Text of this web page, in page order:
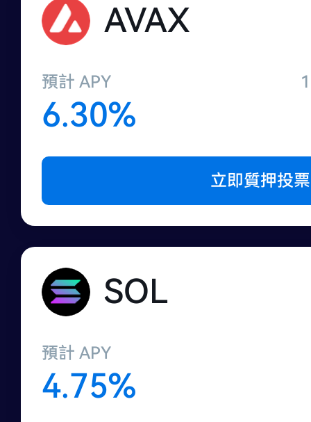
AVAX
預計 APY
6.30%
立即質押投票
SOL
預計 APY
4.75%